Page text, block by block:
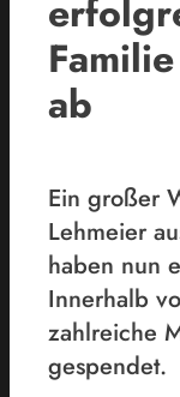
ab
Ein großer
Lehmeier
haben nun
Innerhalb
zahlreiche
gespendet.